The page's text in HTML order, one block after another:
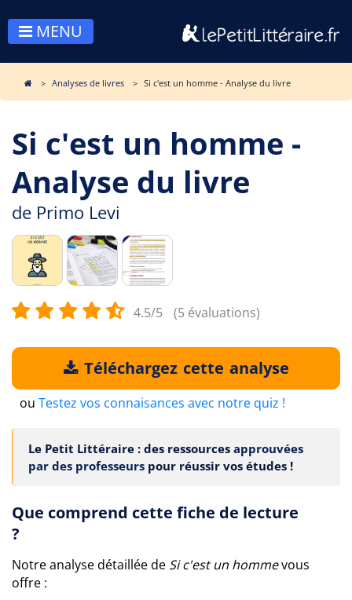
MENU
Analyses de livres Si c'est un homme - Analyse du livre
Si c'est un homme -
Analyse du livre
de Primo Levi
4.5/5 (5 évaluations)
Téléchargez cette analyse
ou Testez vos connaisances avec notre quiz !
Le Petit Littéraire : des ressources approuvées
par des professeurs pour réussir vos études !
Que comprend cette fiche de lecture
?
Notre analyse détaillée de Si c'est un hommevous
offre :